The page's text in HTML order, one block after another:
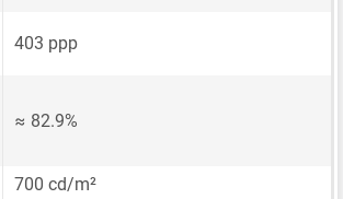
403 ppp
≈ 82.9%
700 cd/m²